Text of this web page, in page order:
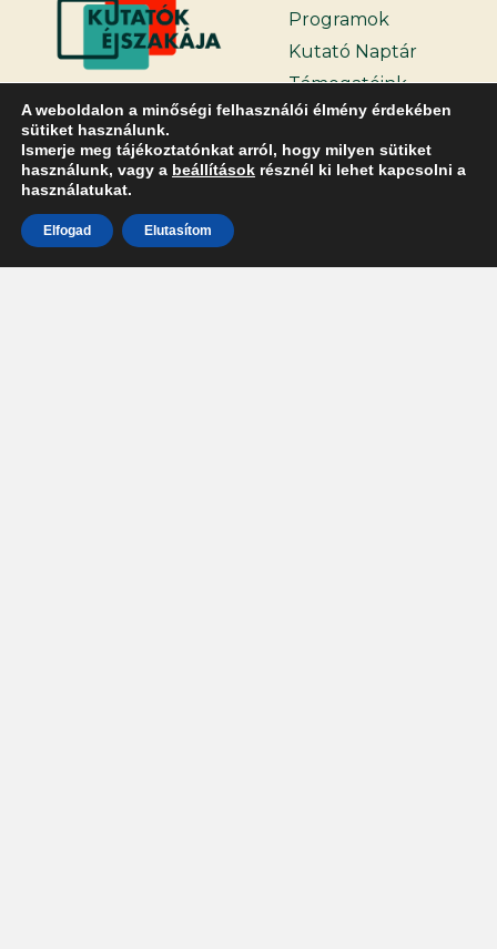
Programok
Kutató Naptár
Támogatóink
Hírek
GYIK
Belépés
Kapcsolat
A weboldalon a minőségi felhasználói élmény érdekében
sütiket használunk.
Ismerje meg tájékoztatónkat arról, hogy milyen sütiket
használunk, vagy a beállítások résznél ki lehet kapcsolni a
használatukat.
Elfogad Elutasítom